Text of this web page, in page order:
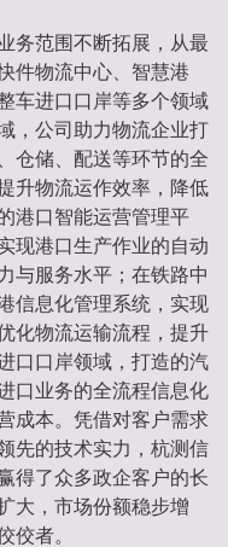
务范围不断拓展，从最
件物流中心、智慧港
车进口口岸等多个领域
，公司助力物流企业打
仓储、配送等环节的全
升物流运作效率，降低
港口智能运营管理平
现港口生产作业的自动
与服务水平；在铁路中
信息化管理系统，实现
化物流运输流程，提升
口口岸领域，打造的汽
口业务的全流程信息化
成本。凭借对客户需求
先的技术实力，杭测信
得了众多政企客户的长
大，市场份额稳步增
佼者。